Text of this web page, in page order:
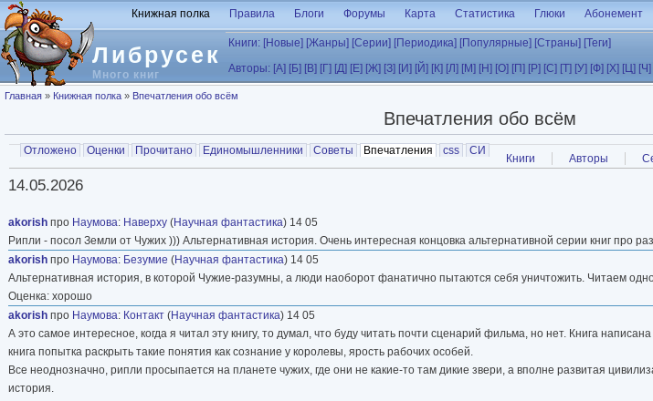
Перейти к основному содержанию
Либрусек
Много книг
Книжная полка Правила Блоги Форумы Карта Статистика Глюки Абонемент
Книги: [Новые] [Жанры] [Серии] [Периодика] [Популярные] [Страны] [Теги]
Авторы: [А] [Б] [В] [Г] [Д] [Е] [Ж] [З] [И] [Й] [К] [Л] [М] [Н] [О] [П] [Р] [С] [Т] [У] [Ф] [Х] [Ц] [Ч]
Вы здесь
Главная » Книжная полка » Впечатления обо всём
Впечатления обо всём
Главные вкладки
Отложено Оценки Прочитано Единомышленники Советы Впечатления (активная вкладка)
css СИ
Вторичные вкладки Книги Авторы
14.05.2026
akorish про Наумова: Наверху (Научная фантастика) 14 05
Рипли - посол Земли от Чужих ))) Альтернативная история. Очень интересная концовка альтернативной серии книг про
akorish про Наумова: Безумие (Научная фантастика) 14 05
Альтернативная история, в которой Чужие-разумны, а люди наоборот фанатично пытаются себя уничтожить. Читаем
Оценка: хорошо
akorish про Наумова: Контакт (Научная фантастика) 14 05
А это самое интересное, когда я читал эту книгу, то думал, что буду читать почти сценарий фильма, но нет. Книга
книга попытка раскрыть такие понятия как сознание у королевы, ярость рабочих особей.
Все неоднозначно, рипли просыпается на планете чужих, где они не какие-то там дикие звери, а вполне развитая
история.